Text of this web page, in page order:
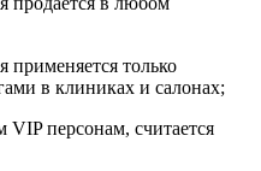
применяется только
в клиниках и салонах;
персонам, считается